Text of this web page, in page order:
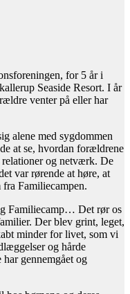
for 5 år i
Seaside Resort. I år
venter på eller har
alene med sygdommen
at se, hvordan forældrene
relationer og netværk. De
var rørende at høre, at
fra Familiecampen.
Familiecamp… Det rør os
Der blev grint, leget,
minder for livet, som vi
og hårde
gennemgået og